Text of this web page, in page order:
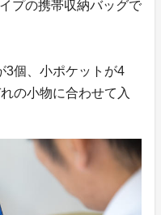
プの携帯収納バッグで
3個、小ポケットが4
の小物に合わせて入